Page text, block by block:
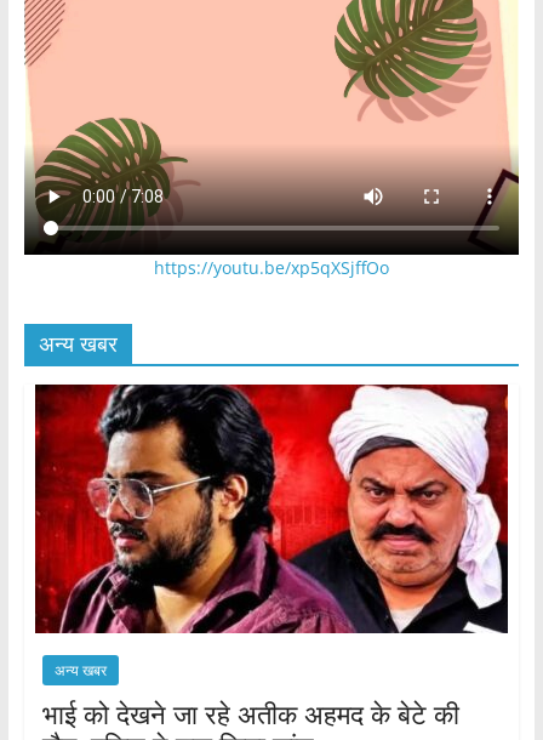
https://youtu.be/xp5qXSjffOo
अन्य खबर
अन्य खबर
भाई को देखने जा रहे अतीक अहमद के बेटे की